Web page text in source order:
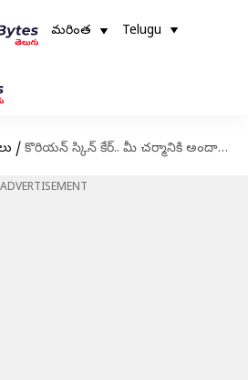
మరింత Telugu
/ కొరియన్ స్కిన్ కేర్.. మీ చర్మానికి అందాన్ని అందించే 8 బ్యూటీ చిట్కాలు
ADVERTISEMENT